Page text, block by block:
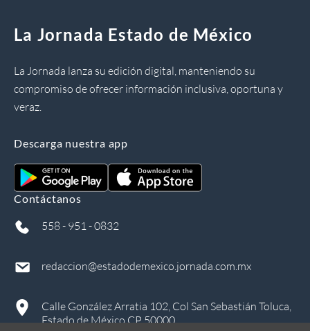
La Jornada Estado de México
La Jornada lanza su edición digital, manteniendo su
compromiso de ofrecer información inclusiva, oportuna y
veraz.
Descarga nuestra app
Contáctanos
558 - 951 - 0832
redaccion@estadodemexico.jornada.com.mx
Calle González Arratia 102, Col San Sebastián Toluca,
Estado de México CP 50000